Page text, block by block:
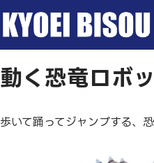
動く恐竜ロボ
歩いて踊ってジャンプする、